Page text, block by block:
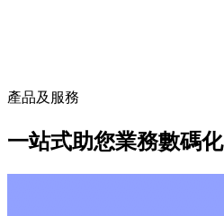
產品及服務
一站式助您業務數碼化